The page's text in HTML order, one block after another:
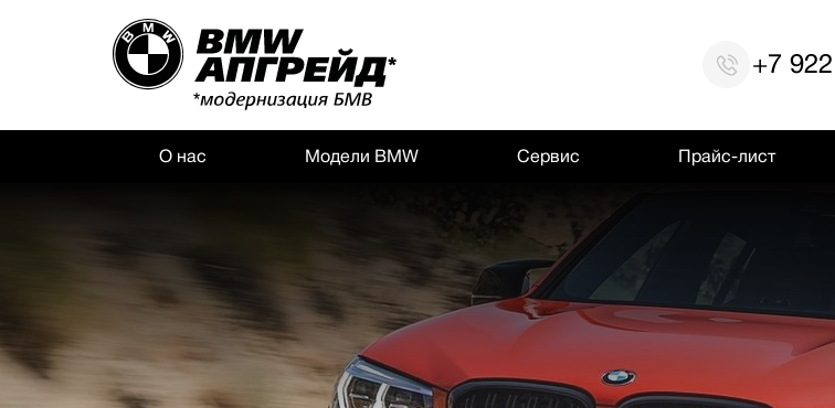
+7
О нас Модели BMW Сервис Прайс-лист